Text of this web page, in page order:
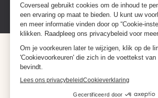
Privacybeleid Algemene